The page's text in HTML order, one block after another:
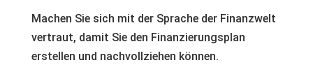
Machen Sie sich mit der Sprache der Finanzwelt
vertraut, damit Sie den Finanzierungsplan
erstellen und nachvollziehen können.